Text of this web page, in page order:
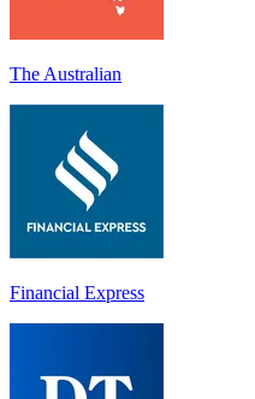
The Australian
Financial Express